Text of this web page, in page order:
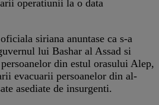
operatiunii la o data
siriana anuntase ca s-a
lui Bashar al Assad si
din estul orasului Alep,
evacuarii persoanelor din al-
asediate de insurgenti.